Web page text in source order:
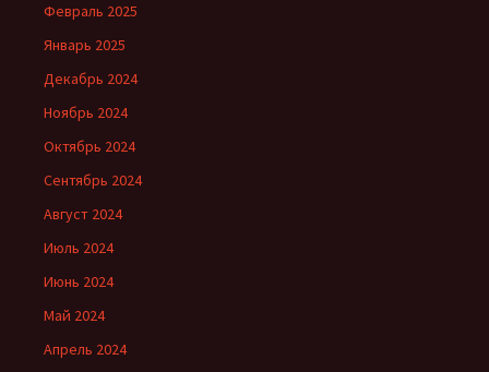
Февраль 2025
Январь 2025
Декабрь 2024
Ноябрь 2024
Октябрь 2024
Сентябрь 2024
Август 2024
Июль 2024
Июнь 2024
Май 2024
Апрель 2024